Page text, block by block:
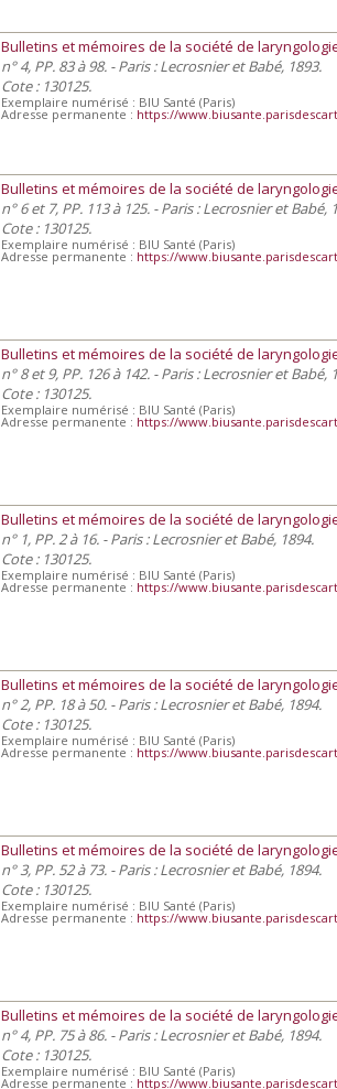
Bulletins et mémoires de la société de
n° 4, PP. 83 à 98. - Paris : Lecrosnier et Babé, 1893.
Cote : 130125.
Exemplaire numérisé : BIU Santé (Paris)
Adresse permanente : https://
Bulletins et mémoires de la société de
n° 6 et 7, PP. 113 à 125. - Paris : Lecrosnier et Babé,
Cote : 130125.
Exemplaire numérisé : BIU Santé (Paris)
Adresse permanente : https://
Bulletins et mémoires de la société de
n° 8 et 9, PP. 126 à 142. - Paris : Lecrosnier et Babé,
Cote : 130125.
Exemplaire numérisé : BIU Santé (Paris)
Adresse permanente : https://
Bulletins et mémoires de la société de
n° 1, PP. 2 à 16. - Paris : Lecrosnier et Babé, 1894.
Cote : 130125.
Exemplaire numérisé : BIU Santé (Paris)
Adresse permanente : https://
Bulletins et mémoires de la société de
n° 2, PP. 18 à 50. - Paris : Lecrosnier et Babé, 1894.
Cote : 130125.
Exemplaire numérisé : BIU Santé (Paris)
Adresse permanente : https://
Bulletins et mémoires de la société de
n° 3, PP. 52 à 73. - Paris : Lecrosnier et Babé, 1894.
Cote : 130125.
Exemplaire numérisé : BIU Santé (Paris)
Adresse permanente : https://
Bulletins et mémoires de la société de
n° 4, PP. 75 à 86. - Paris : Lecrosnier et Babé, 1894.
Cote : 130125.
Exemplaire numérisé : BIU Santé (Paris)
Adresse permanente : https://